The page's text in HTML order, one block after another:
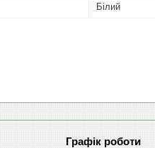
Білий
Графік роботи